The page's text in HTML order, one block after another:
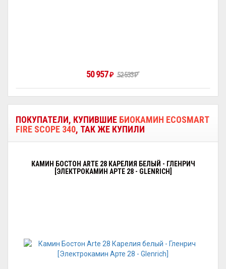
50 957 ₽ 52 533₽
ПОКУПАТЕЛИ, КУПИВШИЕ БИОКАМИН ECOSMART
FIRE SCOPE 340, ТАК ЖЕ КУПИЛИ
КАМИН БОСТОН ARTE 28 КАРЕЛИЯ БЕЛЫЙ - ГЛЕНРИЧ
[ЭЛЕКТРОКАМИН АРТЕ 28 - GLENRICH]